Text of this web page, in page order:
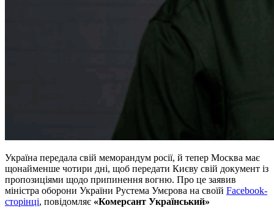
Україна передала свій меморандум росії, й тепер Москва має
щонайменше чотири дні, щоб передати Києву свій документ із
пропозиціями щодо припинення вогню. Про це заявив
міністра оборони України Рустема Умєрова на своїй Facebook-
сторінці, повідомляє «Комерсант Український»